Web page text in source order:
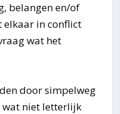
belangen en/of
elkaar in conflict
wat het
door simpelweg
wat niet letterlijk